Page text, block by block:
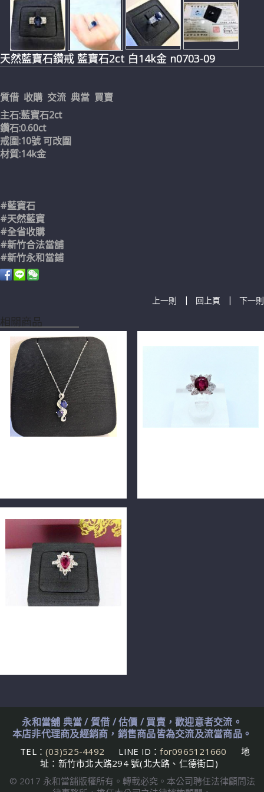
天然藍寶石鑽戒 藍寶石2ct 白14k金 n0703-09
質借 收購 交流 典當 買賣
主石:藍寶石2ct
鑽石:0.60ct
戒圍:10號 可改圍
材質:14k金
#藍寶石
#天然藍寶
#全省收購
#新竹合法當舖
#新竹永和當鋪
上一則 | 回上頁 | 下一則
相關商品
永和當舖 典當 / 質借 / 估價 / 買賣，歡迎意者交流。
本店非代理商及經銷商，銷售商品皆為交流及流當商品。
TEL： (03)525-4492 LINE ID：for0965121660
地
址：新竹市北大路294 號(北大路、仁德街口)
© 2017 永和當舖版權所有。轉載必究。本公司聘任法律顧問法